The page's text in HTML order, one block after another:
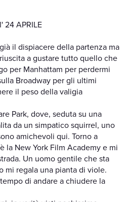
24 APRILE
il dispiacere della partenza ma
a gustare tutto quello che
per Manhattam per perdermi
Broadway per gli ultimi
il peso della valigia
Park, dove, seduta su una
da un simpatico squirrel, uno
amichevoli qui. Torno a
la New York Film Academy e mi
Un uomo gentile che sta
mi regala una pianta di viole.
di andare a chiudere la